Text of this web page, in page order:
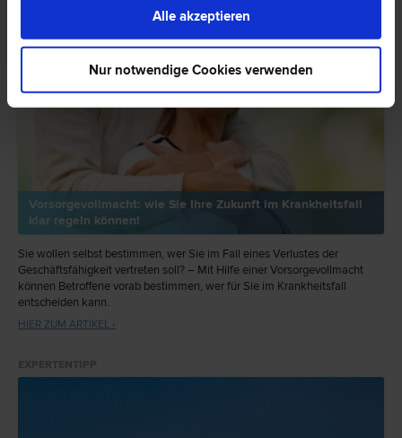
Alle akzeptieren
Nur notwendige Cookies verwenden
Vorsorgevollmacht: wie Sie Ihre Zukunft im Krankheitsfall
klar regeln können!
Sie wollen selbst bestimmen, wer Sie im Fall eines Verlustes der
Geschäftsfähigkeit vertreten soll? – Mit Hilfe einer Vorsorgevollmacht
können Betroffene vorab bestimmen, wer für Sie im Krankheitsfall
entscheiden kann.
HIER ZUM ARTIKEL ›